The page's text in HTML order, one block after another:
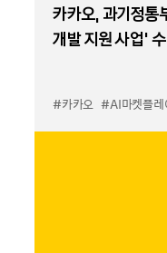
카카오, 과기정통
개발 지원 사업’
#카카오 #AI마켓플레